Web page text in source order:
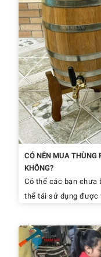
CÓ NÊN MUA THÙNG
KHÔNG?
Có thể các bạn chưa
thể tái sử dụng được